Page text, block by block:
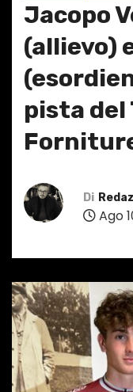
Jacopo
(allievo)
pista del
Di
Ago